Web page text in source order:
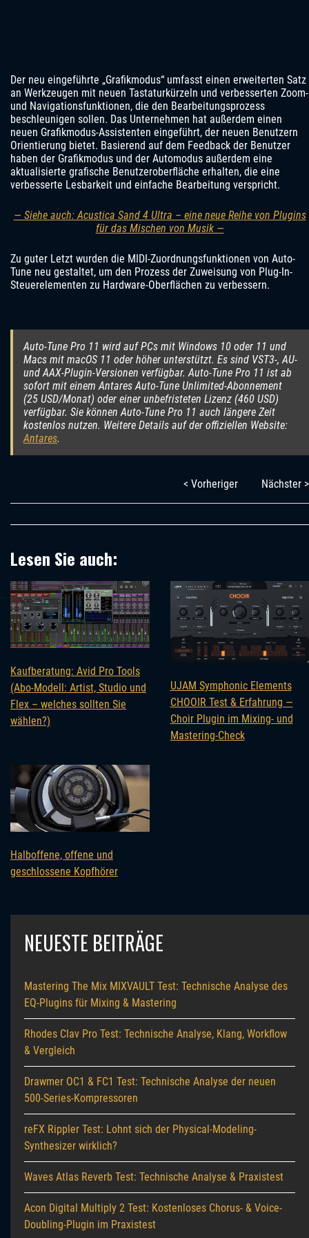
Der neu eingeführte „Grafikmodus“ umfasst einen erweiterten Satz
an Werkzeugen mit neuen Tastaturkürzeln und verbesserten Zoom-
und Navigationsfunktionen, die den Bearbeitungsprozess
beschleunigen sollen. Das Unternehmen hat außerdem einen
neuen Grafikmodus-Assistenten eingeführt, der neuen Benutzern
Orientierung bietet. Basierend auf dem Feedback der Benutzer
haben der Grafikmodus und der Automodus außerdem eine
aktualisierte grafische Benutzeroberfläche erhalten, die eine
verbesserte Lesbarkeit und einfache Bearbeitung verspricht.
— Siehe auch: Acustica Sand 4 Ultra – eine neue Reihe von Plugins
für das Mischen von Musik —
Zu guter Letzt wurden die MIDI-Zuordnungsfunktionen von Auto-
Tune neu gestaltet, um den Prozess der Zuweisung von Plug-In-
Steuerelementen zu Hardware-Oberflächen zu verbessern.
Auto-Tune Pro 11 wird auf PCs mit Windows 10 oder 11 und
Macs mit macOS 11 oder höher unterstützt. Es sind VST3-, AU-
und AAX-Plugin-Versionen verfügbar. Auto-Tune Pro 11 ist ab
sofort mit einem Antares Auto-Tune Unlimited-Abonnement
(25 USD/Monat) oder einer unbefristeten Lizenz (460 USD)
verfügbar. Sie können Auto-Tune Pro 11 auch längere Zeit
kostenlos nutzen. Weitere Details auf der offiziellen Website:
Antares.
< Vorheriger Nächster >
Lesen Sie auch:
Kaufberatung: Avid Pro Tools
(Abo-Modell: Artist, Studio und
Flex – welches sollten Sie
wählen?)
UJAM Symphonic Elements
CHOOIR Test & Erfahrung —
Choir Plugin im Mixing- und
Mastering-Check
Halboffene, offene und
geschlossene Kopfhörer
NEUESTE BEITRÄGE
Mastering The Mix MIXVAULT Test: Technische Analyse des
EQ-Plugins für Mixing & Mastering
Rhodes Clav Pro Test: Technische Analyse, Klang, Workflow
& Vergleich
Drawmer OC1 & FC1 Test: Technische Analyse der neuen
500-Series-Kompressoren
reFX Rippler Test: Lohnt sich der Physical-Modeling-
Synthesizer wirklich?
Waves Atlas Reverb Test: Technische Analyse & Praxistest
Acon Digital Multiply 2 Test: Kostenloses Chorus- & Voice-
Doubling-Plugin im Praxistest